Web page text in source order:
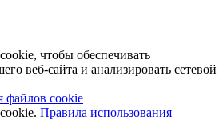
чтобы обеспечивать
веб-сайта и анализировать сетевой
файлов cookie
Правила использования